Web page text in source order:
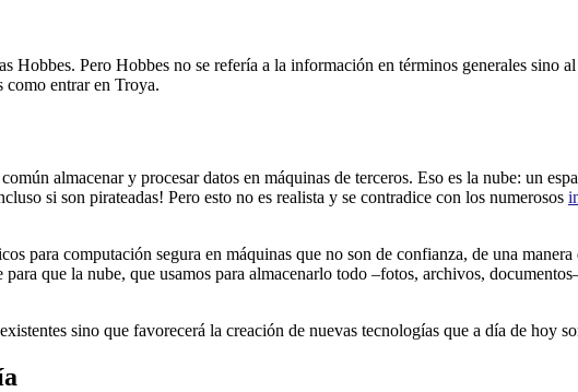
Pero Hobbes no se refería a la información en términos generales sino
entrar en Troya.
almacenar y procesar datos en máquinas de terceros. Eso es la nube: un
si son pirateadas! Pero esto no es realista y se contradice con los numerosos
para computación segura en máquinas que no son de confianza, de una
que la nube, que usamos para almacenarlo todo –fotos, archivos,
sino que favorecerá la creación de nuevas tecnologías que a día de hoy